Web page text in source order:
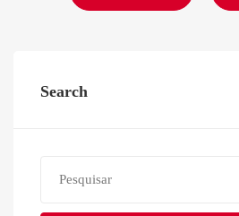
Search